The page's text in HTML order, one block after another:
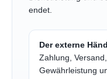
endet.
Der externe
Zahlung,
Gewährleistung